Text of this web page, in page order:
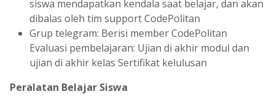
siswa mendapatkan kendala saat belajar, dan akan
dibalas oleh tim support CodePolitan
Grup telegram: Berisi member CodePolitan
Evaluasi pembelajaran: Ujian di akhir modul dan
ujian di akhir kelas Sertifikat kelulusan
Peralatan Belajar Siswa